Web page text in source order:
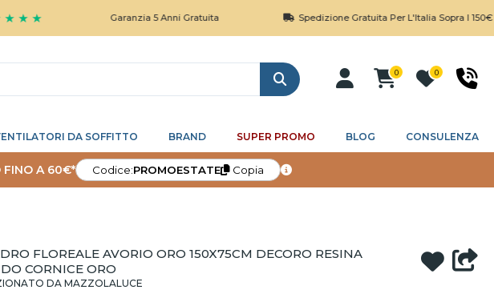
Garanzia 5 Anni Gratuita Spedizione Gratuita Per L'Italia Sopra I 150€
Cerca
0 0
DA SOFFITTO BRAND SUPER PROMO BLOG CONSULENZA
FINO A 60€* Codice:PROMOESTATE Copia
FLOREALE AVORIO ORO 150X75CM DECORO RESINA
CORNICE ORO
DA MAZZOLALUCE